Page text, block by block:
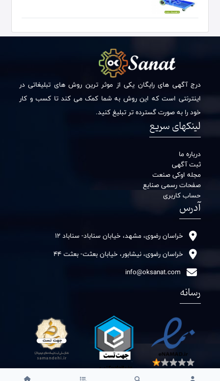
درج آگهی های رایگان یکی از موثر ترین روش های تبلیغاتی در
اینترنتی است که این روش به شما کمک می کند تا کسب و کار
خود را به صورت گسترده تر تبلیغ کنید.
لینکهای سریع
درباره ما
ثبت آگهی
مجله اوکی صنعت
صفحات رسمی صنایع
حساب کاربری
آدرس
خراسان رضوی، مشهد، خیابان سناباد- سناباد 12
خراسان رضوی، نیشابور، خیابان بعثت- بعثت 44
رسانه